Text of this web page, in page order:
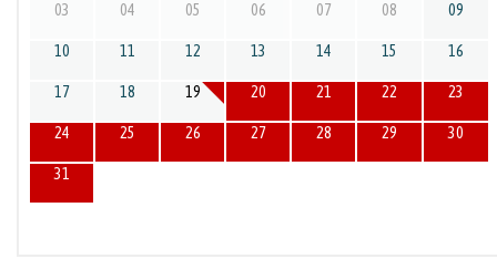
03 04 05 06 07 08 09
10 11 12 13 14 15 16
17 18 19 20 21 22 23
24 25 26 27 28 29 30
31